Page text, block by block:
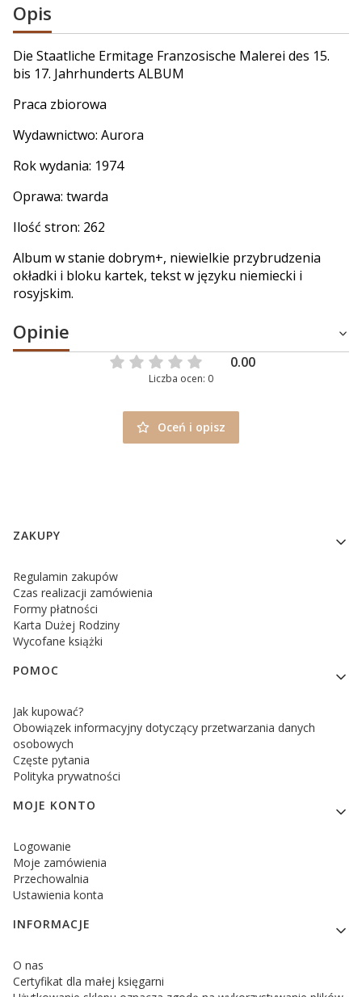
Opis
Die Staatliche Ermitage Franzosische Malerei des 15.
bis 17. Jahrhunderts ALBUM
Praca zbiorowa
Wydawnictwo: Aurora
Rok wydania: 1974
Oprawa: twarda
Ilość stron: 262
Album w stanie dobrym+, niewielkie przybrudzenia
okładki i bloku kartek, tekst w języku niemiecki i
rosyjskim.
Opinie
0.00
Liczba ocen: 0
Oceń i opisz
Linki w stopce
ZAKUPY
Regulamin zakupów
Czas realizacji zamówienia
Formy płatności
Karta Dużej Rodziny
Wycofane książki
POMOC
Jak kupować?
Obowiązek informacyjny dotyczący przetwarzania danych
osobowych
Częste pytania
Polityka prywatności
MOJE KONTO
Logowanie
Moje zamówienia
Przechowalnia
Ustawienia konta
INFORMACJE
O nas
Certyfikat dla małej księgarni